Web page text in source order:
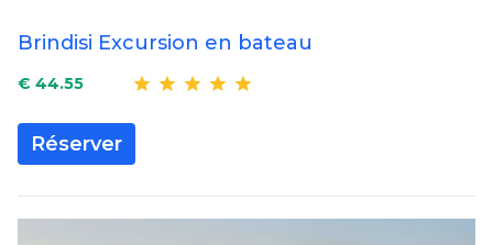
Brindisi Excursion en bateau
€ 44.55
Réserver